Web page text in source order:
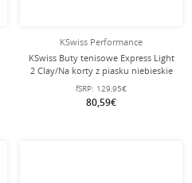
KSwiss Performance
KSwiss Buty tenisowe Express Light
2 Clay/Na korty z piasku niebieskie
męskie
fSRP: 129,95€
80,59€